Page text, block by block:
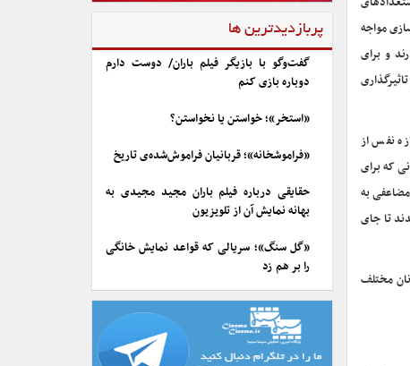
مواجه
و برای
نفس از
که برای
مضاعفی به
تا جای
مختلف
پربازدیدترین ها
گفت‌وگو با بازیگر فیلم باران/ دوست دارم
دوباره بازی کنم
«استخر»؛ خواستن یا نخواستن؟
«فراموشخانه»؛ قربانیان فراموش‌شده‌ی تاریخ
حقایقی درباره فیلم باران مجید مجیدی به
بهانه نمایش آن از تلویزیون
«گل سنگ»؛ سریالی که قواعد نمایش خانگی
را بر هم زد